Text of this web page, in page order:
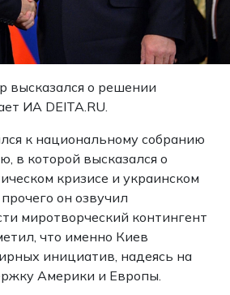
высказался о решении
ИА DEITA.RU.
к национальному собранию
в которой высказался о
кризисе и украинском
он озвучил
миротворческий контингент
что именно Киев
инициатив, надеясь на
Америки и Европы.